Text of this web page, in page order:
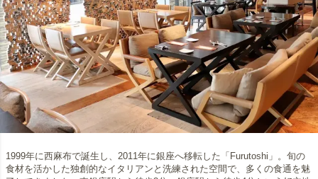
1999年に西麻布で誕生し、2011年に銀座へ移転した「Furutoshi」。旬の
食材を活かした独創的なイタリアンと洗練された空間で、多くの食通を魅